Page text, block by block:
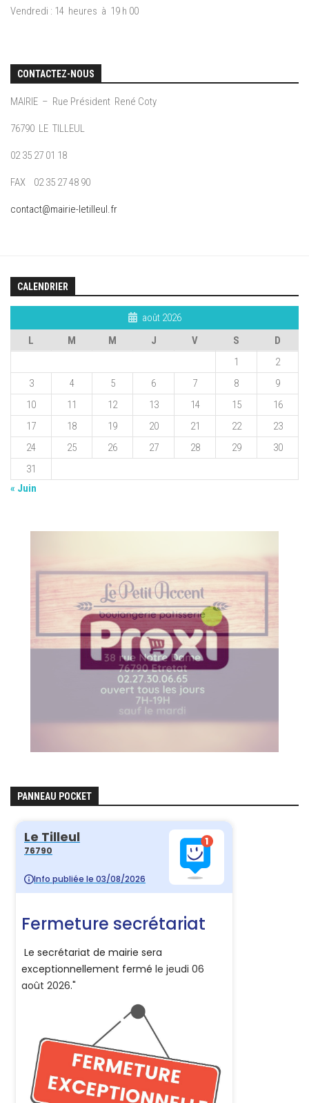
Vendredi : 14 heures à 19 h 00
CONTACTEZ-NOUS
MAIRIE – Rue Président René Coty
76790 LE TILLEUL
02 35 27 01 18
FAX 02 35 27 48 90
contact@mairie-letilleul.fr
CALENDRIER
août 2026
L
M M J V S
D
1
2
3
4 5 6 7 8
9
10
11 12 13 14 15
16
17
18 19 20 21 22
23
24
25 26 27 28 29
30
31
« Juin
PANNEAU POCKET